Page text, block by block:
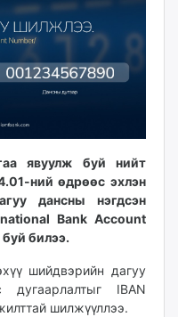
явуулж буй нийт
ний өдрөөс эхлэн
дансны нэгдсэн
Bank Account
билээ.
шийдвэрийн дагуу
IBAN
шилжүүллээ.